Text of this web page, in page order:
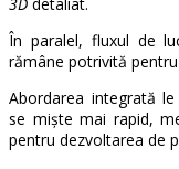
În paralel, fluxul de
rămâne potrivită
Abordarea integrată
se miște mai rapid,
pentru dezvoltarea de